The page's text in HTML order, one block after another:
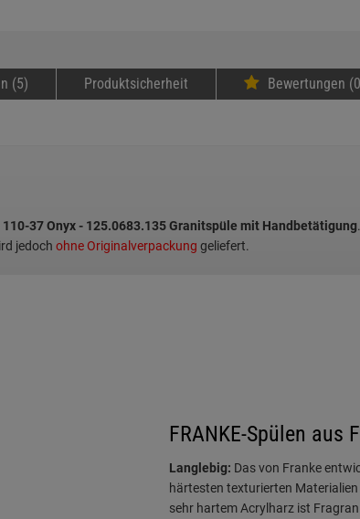
(5) Produktsicherheit Bewertungen
110-37 Onyx - 125.0683.135 Granitspüle mit Handbetätigung.
jedoch ohne Originalverpackung geliefert.
FRANKE-Spülen aus
Langlebig: Das von Franke
härtesten texturierten Materialien
sehr hartem Acrylharz ist